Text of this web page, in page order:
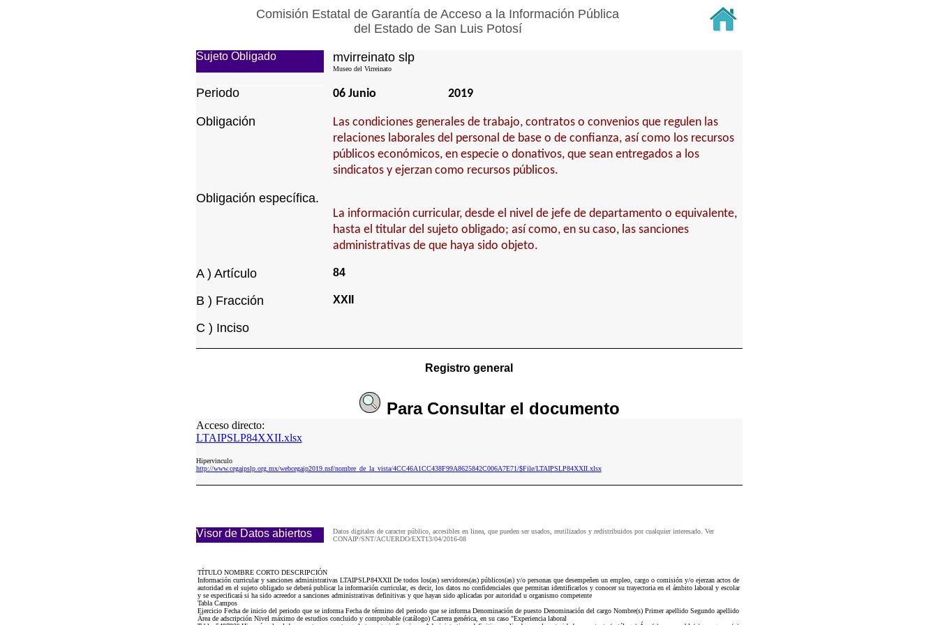
Comisión Estatal de Garantía de Acceso a la Información Pública
del Estado de San Luis Potosí
Sujeto Obligado mvirreinato slp
Museo del Virreinato
Periodo 06 Junio 2019
Obligación
Las condiciones generales de trabajo, contratos o convenios que regulen las
relaciones laborales del personal de base o de confianza, así como los recursos
públicos económicos, en especie o donativos, que sean entregados a los
sindicatos y ejerzan como recursos públicos.
Obligación específica.
La información curricular, desde el nivel de jefe de departamento o equivalente,
hasta el titular del sujeto obligado; así como, en su caso, las sanciones
administrativas de que haya sido objeto.
A ) Artículo 84
B ) Fracción XXII
C ) Inciso
Registro general
Para Consultarel documento
Acceso directo:
LTAIPSLP84XXII.xlsx
Hipervinculo
http://www.cegaipslp.org.mx/webcegaip2019.nsf/nombre_de_la_vista/4CC46A1CC438F99A8625842C006A7E71/$File/LTAIPSLP84XXII.xlsx
Visor de Datos abiertos
Datos digitales de caracter público, accesibles en linea, que pueden ser usados, reutilizados y redistribuidos por cualquier interesado. Ver
CONAIP/SNT/ACUERDO/EXT13/04/2016-08
TÍTULO NOMBRE CORTO DESCRIPCIÓN
Información curricular y sanciones administrativas LTAIPSLP84XXII De todos los(as) servidores(as) públicos(as) y/o personas que desempeñen un empleo, cargo o comisión y/o ejerzan actos de
autoridad en el sujeto obligado se deberá publicar la información curricular, es decir, los datos no confidenciales que permitan identificarlos y conocer su trayectoria en el ámbito laboral y escolar
y se especificará si ha sido acreedor a sanciones administrativas definitivas y que hayan sido aplicadas por autoridad u organismo competente
Tabla Campos
Ejercicio Fecha de inicio del periodo que se informa Fecha de término del periodo que se informa Denominación de puesto Denominación del cargo Nombre(s) Primer apellido Segundo apellido
Área de adscripción Nivel máximo de estudios concluido y comprobable (catálogo) Carrera genérica, en su caso "Experiencia laboral